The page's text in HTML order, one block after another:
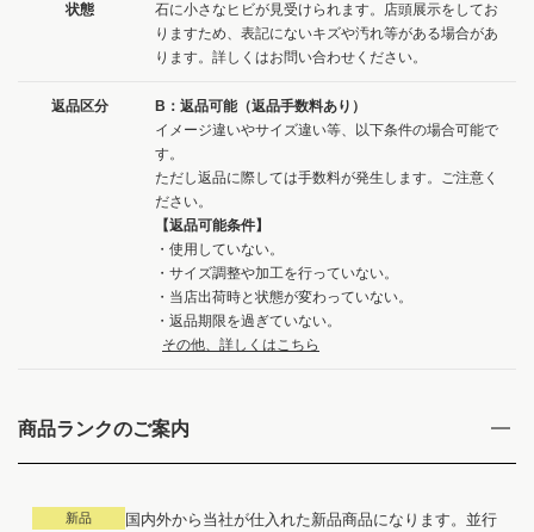
状態
石に小さなヒビが見受けられます。店頭展示をしてお
りますため、表記にないキズや汚れ等がある場合があ
ります。詳しくはお問い合わせください。
返品区分
B：返品可能（返品手数料あり）
イメージ違いやサイズ違い等、以下条件の場合可能で
す。
ただし返品に際しては手数料が発生します。ご注意く
ださい。
【返品可能条件】
・使用していない。
・サイズ調整や加工を行っていない。
・当店出荷時と状態が変わっていない。
・返品期限を過ぎていない。
その他、詳しくはこちら
商品ランクのご案内
新品
国内外から当社が仕入れた新品商品になります。並行